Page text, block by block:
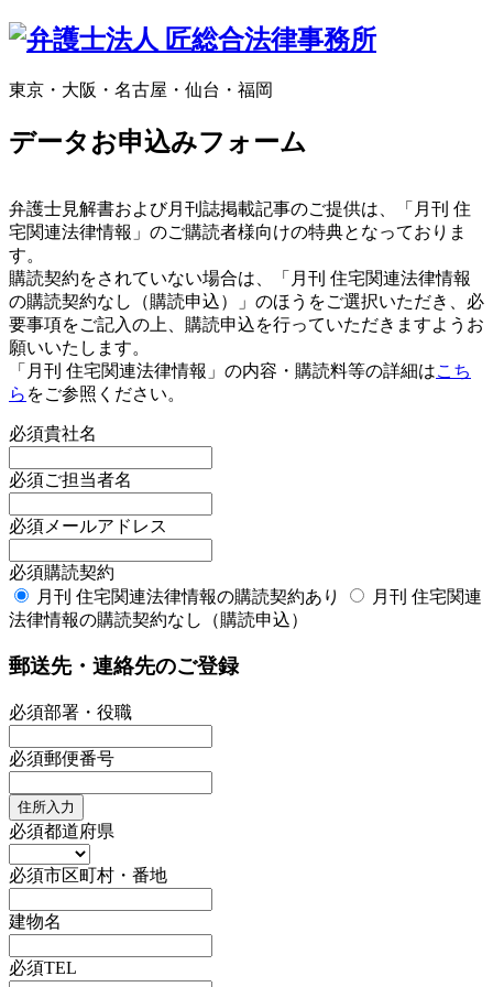
東京・大阪・名古屋・仙台・福岡
データお申込みフォーム
弁護士見解書および月刊誌掲載記事のご提供は、「月刊 住
宅関連法律情報」のご購読者様向けの特典となっておりま
す。
購読契約をされていない場合は、「月刊 住宅関連法律情報
の購読契約なし（購読申込）」のほうをご選択いただき、必
要事項をご記入の上、購読申込を行っていただきますようお
願いいたします。
「月刊 住宅関連法律情報」の内容・購読料等の詳細はこち
ら をご参照ください。
必須貴社名
必須ご担当者名
必須 メールアドレス
必須購読契約
月刊 住宅関連法律情報の購読契約あり
月刊 住宅関連
法律情報の購読契約なし（購読申込）
郵送先・連絡先のご登録
必須部署・役職
必須郵便番号
住所入力
必須都道府県
必須市区町村・番地
建物名
必須TEL